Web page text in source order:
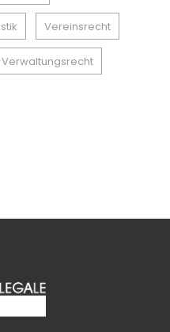
Vereinsrecht
Verwaltungsrecht